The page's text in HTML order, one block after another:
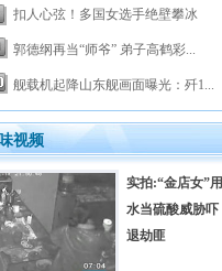
扣人心弦！多国女选手绝壁攀冰
郭德纲再当“师爷” 弟子高鹤彩...
舰载机起降山东舰画面曝光：歼1...
视频
实拍:“金店女”用
水当硫酸威胁吓
退劫匪